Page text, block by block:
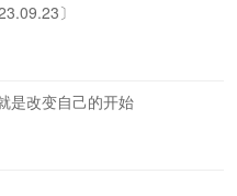
〕
是改变自己的开始